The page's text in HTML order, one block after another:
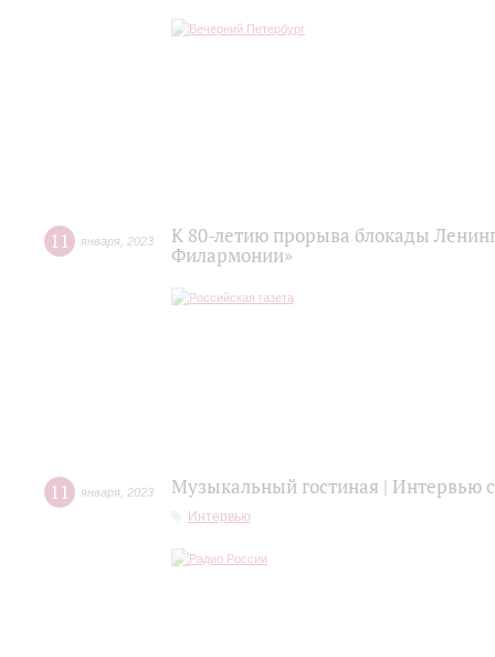
11 января 2023
К 80-летию прорыва блокады
Филармонии»
11 января 2023 Музыкальный гостиная |
Интервью